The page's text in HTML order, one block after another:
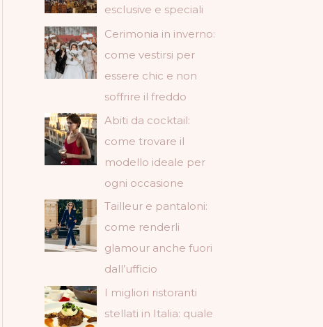
esclusive e speciali
Cerimonia in inverno:
come vestirsi per
essere chic e non
soffrire il freddo
Abiti da cocktail:
come trovare il
modello ideale per
ogni occasione
Tailleur e pantaloni:
come renderli
glamour anche fuori
dall’ufficio
I migliori ristoranti
stellati in Italia: quale